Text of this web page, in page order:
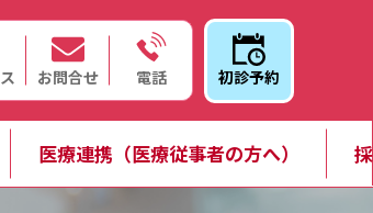
初診予約
お問合せ 電話
医療連携（医療従事者の方へ）